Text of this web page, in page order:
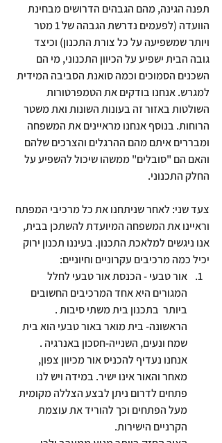
תפנה הגינה, מהם הגבהים הדרושים מבחינת
הוועדה (לפעמים נדרשת הגבהה של 1 מטר
ויותר שמשפיעה על כל צורת התכנון) וכיצד
גובה הבית ישפיע על הכיוון התכנוני, מי הם
השכנים הסמוכים וכמה סואנת הסביבה המידית
למגרש. אנחנו בודקים את הטמפרטורות
השולטות באזור זה בעונות השונות ואת משטר
הרוחות. בנוסף אנחנו מראיינים את המשפחה
ומבררים איתם מהם ההרגלים והצרכים שלהם
והאם הם "סובלים" ממשהו שיכול להשפיע על
החלק התכנוני.
צעד שני: לאחר שניתחנו את כל מרכיבי המפתח
וראיינו את המשפחה המיועדת להשתכן בבית,
אנו ניגשים למלאכת התכנון. בעיננו תכנון ירוק
יכיל כמה מרכיבים עקרוניים וחיוניים:
אור טבעי - הכנסת אור טבעי לחלל
המגורים היא אחד המרכיבים החשובים
ביותר  בתכנון בית משתי סיבות .
הראשונה- בית מואר באור טבעי הוא בית
שמח ונעים, השנייה-חסכון באנרגיה .
אנחנו נעדיף להכניס אור מכיוון צפון,
מאחר והאור אינו ישיר. במידה ויש לנו
פתחים לדרום ניתן לבצע הצללה מקומית
מעל הפתחים וכך להוריד את עוצמת
הקרניים הישירות.